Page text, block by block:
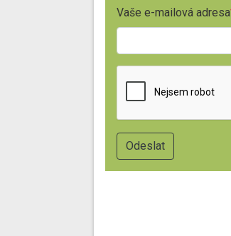
Vaše e-mailová adresa